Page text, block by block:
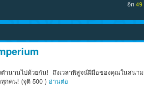
ส่งคะแนนเข้าไอดี
อีก49
ำนานไปด้วยกัน! ️ ถึงเวลาพิสูจน์ฝีมือของคุณในสนา
ทุกคน! (จุติ 500 ) อ่านต่อ